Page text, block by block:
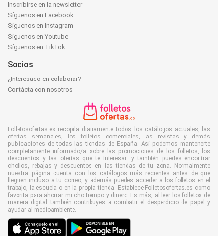
Inscribirse en la newsletter
Síguenos en Facebook
Síguenos en Instagram
Síguenos en Youtube
Síguenos en TikTok
Socios
¿Interesado en colaborar?
Contácta con nosotros
Folletosofertas.es recopila diariamente todos los catálogos actuales, las
ofertas semanales, los folletos comerciales, las revistas y demás
publicaciones de todas las tiendas de España. Así podemos mantenerte
completamente informado/a sobre las promociones de los folletos, los
descuentos y las ofertas que te interesan y también puedes encontrar
chollos, rebajas y descuentos en las tiendas de tu zona. Normalmente
nuestra página cuenta con los catálogos más recientes antes de que
lleguen incluso a tu correo, y además puedes acceder a los folletos en el
trabajo, la escuela o en la propia tienda. Establece Folletosofertas.es como
favorita para ahorrar mucho tiempo y dinero. Es más, al leer los folletos de
manera digital también contribuyes a combatir el desperdicio de papel y
ayudar al medioambiente.